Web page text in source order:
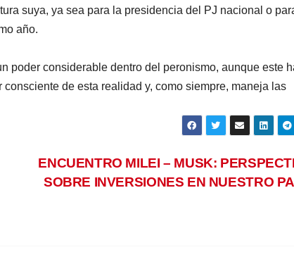
suya, ya sea para la presidencia del PJ nacional o
año.
poder considerable dentro del peronismo, aunque este
de esta realidad y, como siempre, maneja las
ENCUENTRO MILEI – MUSK:
SOBRE INVERSIONES EN NUESTRO